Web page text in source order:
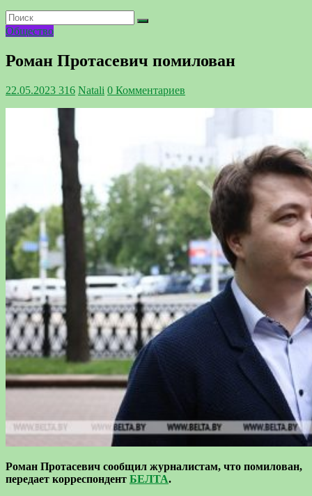
Общество
Роман Протасевич помилован
22.05.2023 316 Natali 0 Комментариев
Роман Протасевич сообщил журналистам, что помилован,
передает корреспондент БЕЛТА.